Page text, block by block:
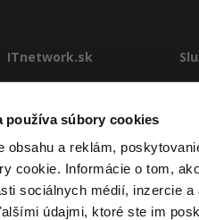
používa súbory cookies
obsahu a reklám,
cookie. Informácie o tom,
sociálnych médií, inzercie
údajmi, ktoré ste im
ITnetwork.sk
Reklama
Vývoj systému
Kontakt
Prevádzkové podmienky
RSS